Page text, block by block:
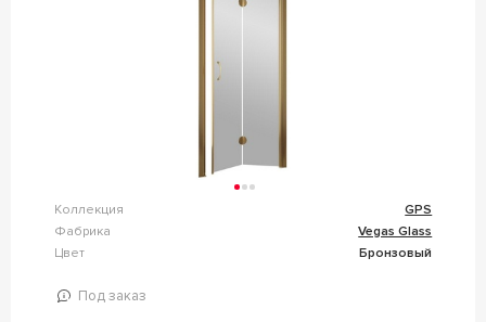
Коллекция
GPS
Фабрика
Vegas Glass
Цвет
Бронзовый
Под заказ